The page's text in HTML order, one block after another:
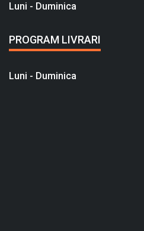
Luni - Duminica
PROGRAM LIVRARI
Luni - Duminica